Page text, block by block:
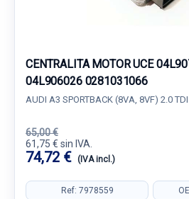
CENTRALITA MOTOR UCE
04L906026 0281031066
AUDI A3 SPORTBACK (8VA, 8VF) 2.0 TDI
65,00 €
61,75 € sin IVA.
74,72 € (IVA incl.)
Ref: 7978559